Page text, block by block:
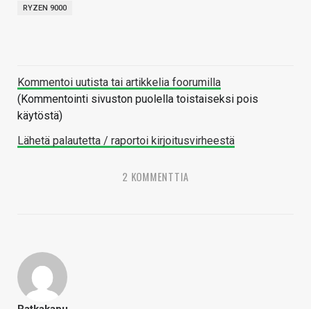
RYZEN 9000
Kommentoi uutista tai artikkelia foorumilla
(Kommentointi sivuston puolella toistaiseksi pois
käytöstä)
Lähetä palautetta / raportoi kirjoitusvirheestä
2 KOMMENTTIA